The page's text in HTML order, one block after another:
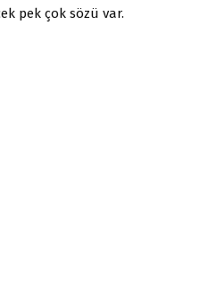
pek çok sözü var.